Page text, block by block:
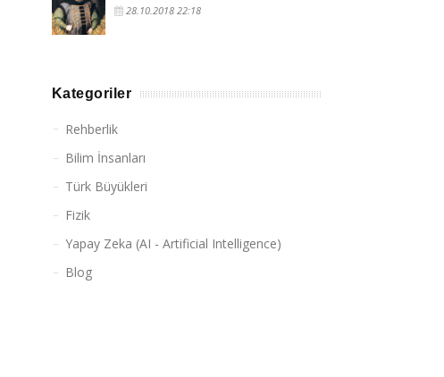
28.10.2018 22:18
Kategoriler
Rehberlik
Bilim İnsanları
Türk Büyükleri
Fizik
Yapay Zeka (AI - Artificial Intelligence)
Blog